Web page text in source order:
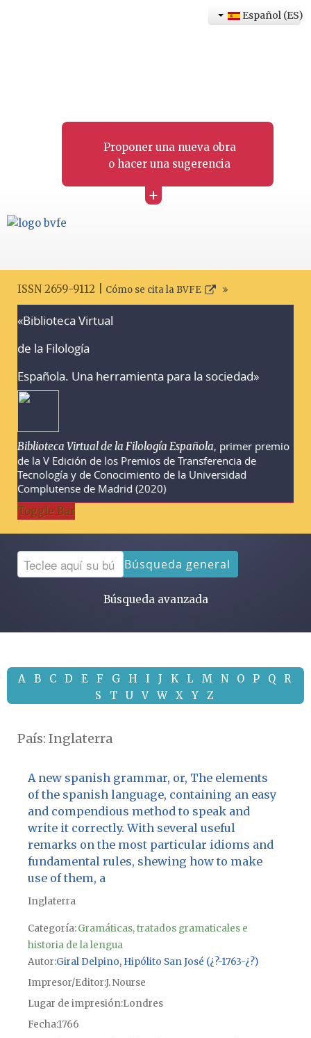
Proponer una nueva obra
o hacer una sugerencia
+
Español (ES)
ISSN 2659-9112 | Cómo se cita la BVFE
«Biblioteca Virtual
de la Filología
Española. Una herramienta para la sociedad»
Biblioteca Virtual de la Filología Española, primer premio
de la V Edición de los Premios de Transferencia de
Tecnología y de Conocimiento de la Universidad
Complutense de Madrid (2020)
Toggle Bar
Búsqueda general
Búsqueda avanzada
A B C D E F G H I J K L M N O P Q
R
S
T U V W X Y Z
País: Inglaterra
A new spanish grammar, or, The elements
of the spanish language, containing an easy
and compendious method to speak and
write it correctly. With several useful
remarks on the most particular idioms and
fundamental rules, shewing how to make
use of them, a
Inglaterra
Categoría:Gramáticas, tratados gramaticales e
historia de la lengua
Autor Giral Delpino, Hipólito San José (¿?-1763-¿?)
Impresor/EditorJ. Nourse
Lugar de impresiónLondres
Fecha1766